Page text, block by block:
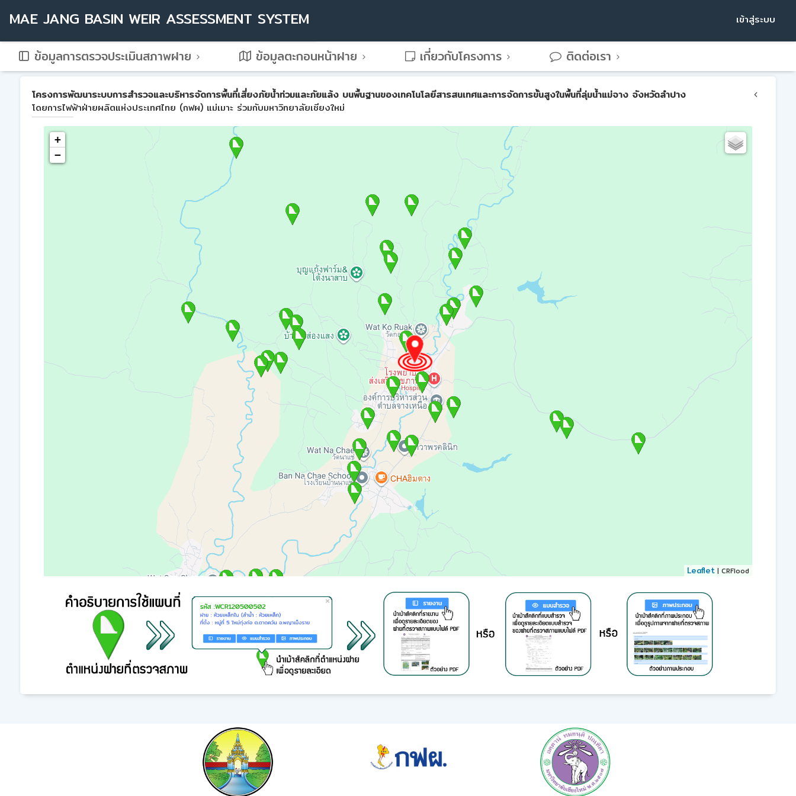
MAE JANG BASIN WEIR ASSESSMENT SYSTEM เข้าสู่ระบบ
ข้อมูลการตรวจประเมินสภาพฝาย ข้อมูลตะกอนหน้าฝาย เกี่ยวกับโครงการ ติดต่อเรา
โครงการพัฒนาระบบการสำรวจและบริหารจัดการพื้นที่เสี่ยงภัยน้ำท่วมและภัยแล้ง บนพื้นฐานของเทคโนโลยีสารสนเทศและการจัดการขั้นสูงในพื้นที่ลุ่มน้ำแม่จาง จังหวัดลำปาง
โดยการไฟฟ้าฝ่ายผลิตแห่งประเทศไทย (กฟผ) แม่เมาะ ร่วมกับมหาวิทยาลัยเชียงใหม่
+
−
Leaflet | CRFlood